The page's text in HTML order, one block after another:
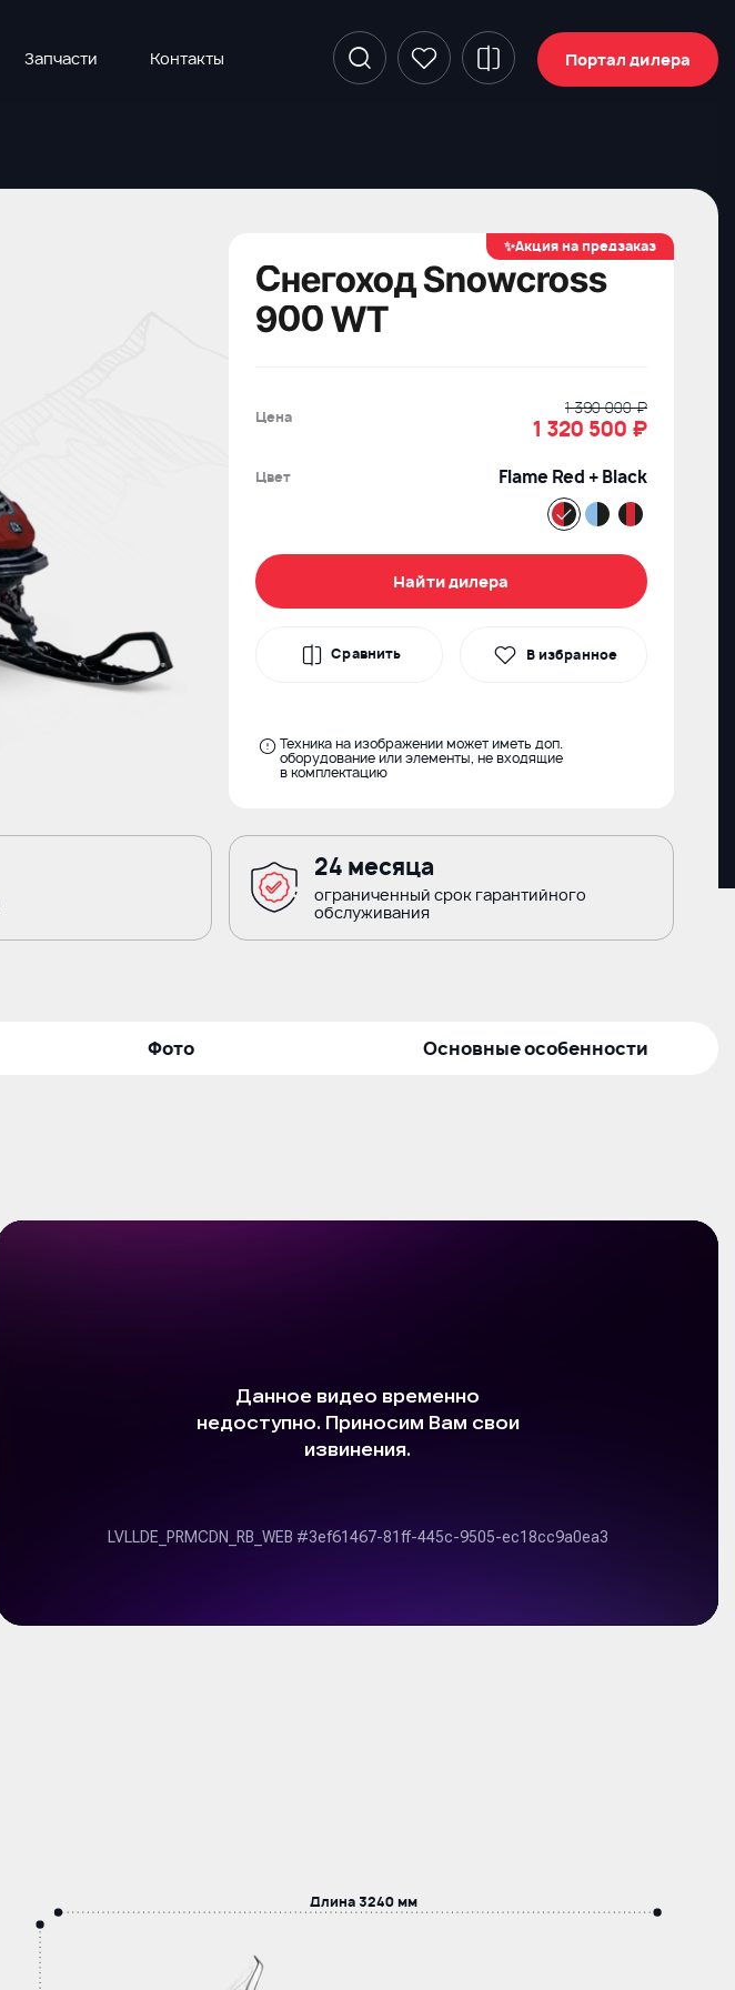
Запчасти Контакты Портал дилера
✨Акция на предзаказ
Снегоход Snowcross
900 WT
Цена 1 390 000 ₽
1 320 500 ₽
Цвет Flame Red + Black
Найти дилера
Сравнить В избранное
Техника на изображении может иметь доп.
оборудование или элементы, не входящие
в комплектацию
24 месяца
ограниченный срок гарантийного
обслуживания
Фото Основные особенности
Длина 3240 мм